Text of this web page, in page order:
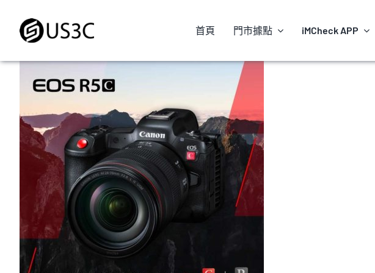
content
首頁 門市據點 iMCheck APP